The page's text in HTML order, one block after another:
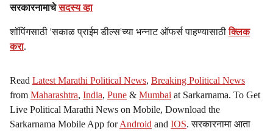
सरकारनामाचेसदस्य व्हा
शॉपिंगसाठी 'सकाळ प्राईम डील्स'च्या भन्नाट ऑफर्स पाहण्यासाठीक्लिक
करा.
Read Latest Marathi Political News, Breaking Political News
from Maharashtra, India, Pune & Mumbai at Sarkarnama. To Get
Live Political Marathi News on Mobile, Download the
Sarkarnama Mobile App forAndroid and IOS. सरकारनामा आता